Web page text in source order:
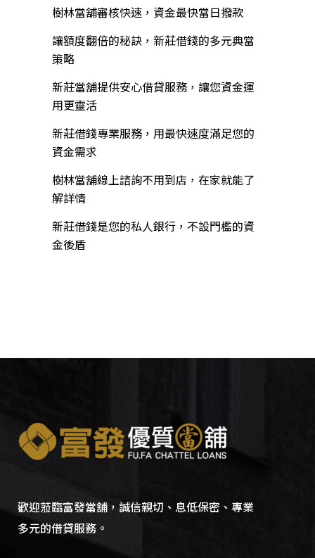
樹林當舖審核快速，資金最快當日撥款
讓額度翻倍的秘訣，新莊借錢的多元典當
策略
新莊當舖提供安心借貸服務，讓您資金運
用更靈活
新莊借錢專業服務，用最快速度滿足您的
資金需求
樹林當舖線上諮詢不用到店，在家就能了
解詳情
新莊借錢是您的私人銀行，不設門檻的資
金後盾
歡迎蒞臨富發當舖，誠信親切、息低保密、專業
多元的借貸服務。